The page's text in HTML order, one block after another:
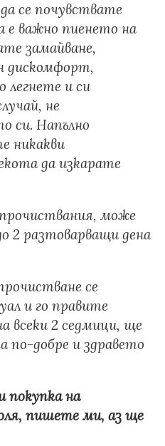
се почувствате
е важно пиенето на
замайване,
дискомфорт,
и си
не
си. Напълно
никакви
да изкарате
може
2 разтоварващи дена
се
и го правите
всеки 2 седмици, ще
по-добре и здравето
покупка на
пишете ми, аз ще